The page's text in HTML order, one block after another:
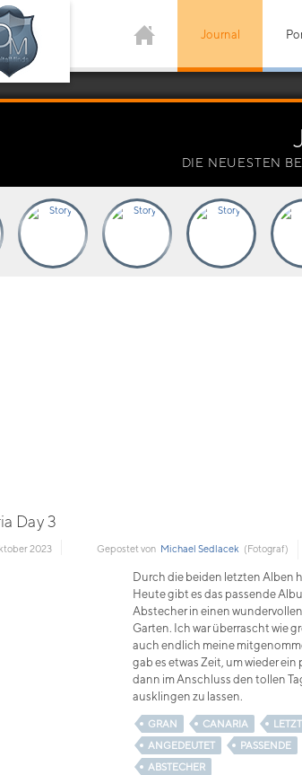
Journal
DIE NEUESTEN
Day 3
2023 Gepostet von Michael Sedlacek (Fotograf)
Durch die beiden letzten Alben
Heute gibt es das passende
Abstecher in einen
Garten. Ich war überrascht wie
auch endlich meine
gab es etwas Zeit, um wieder
dann im Anschluss den tollen
ausklingen zu lassen.
GRAN CANARIA
ANGEDEUTET
PASSENDE
ABSTECHER